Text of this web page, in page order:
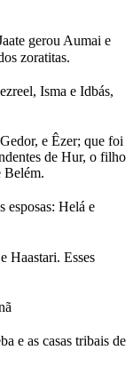
gerou Aumai e
zoratitas.
Isma e Idbás,
e Êzer; que foi
de Hur, o filho
Belém.
esposas: Helá e
Haastari. Esses
e as casas tribais de